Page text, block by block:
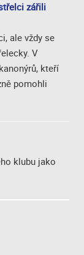
zářili
ale vždy se
V
kteří
pomohli
klubu jako